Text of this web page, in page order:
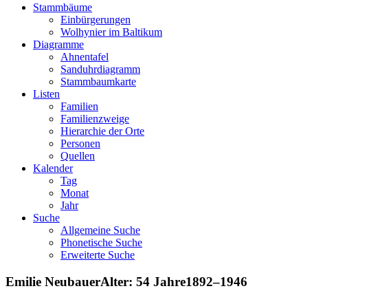
Stammbäume
Einbürgerungen
Wolhynier im Baltikum
Diagramme
Ahnentafel
Sanduhrdiagramm
Stammbaumkarte
Listen
Familien
Familienzweige
Hierarchie der Orte
Personen
Quellen
Kalender
Tag
Monat
Jahr
Suche
Allgemeine Suche
Phonetische Suche
Erweiterte Suche
Emilie NeubauerAlter: 54 Jahre1892–1946